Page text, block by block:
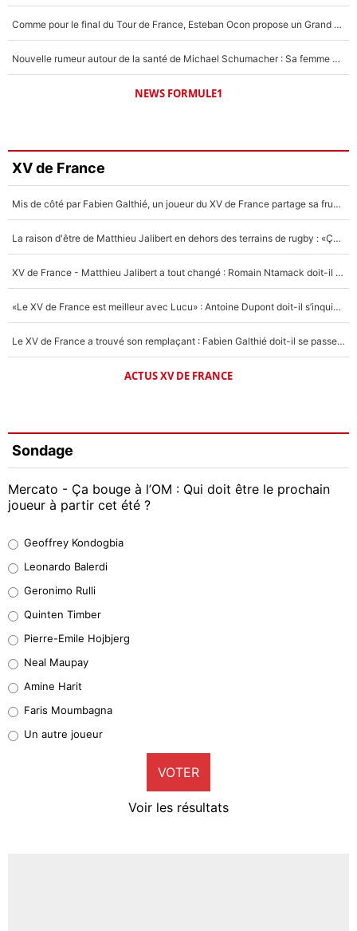
Comme pour le final du Tour de France, Esteban Ocon propose un Grand Prix de Formule 1 à Paris : «Autour de l’Arc de Triomphe, ce serait génial» !
Nouvelle rumeur autour de la santé de Michael Schumacher : Sa femme Corinna sort du silence
NEWS FORMULE1
XV de France
Mis de côté par Fabien Galthié, un joueur du XV de France partage sa frustration : «ils ne me l’ont pas dit tout de suite»
La raison d'être de Matthieu Jalibert en dehors des terrains de rugby : «Ça m'atteint autant que si tu touches à un membre de ma famille»
XV de France - Matthieu Jalibert a tout changé : Romain Ntamack doit-il s’inquiéter pour sa place à un an de la Coupe du monde ?
«Le XV de France est meilleur avec Lucu» : Antoine Dupont doit-il s’inquiéter pour sa place ?
Le XV de France a trouvé son remplaçant : Fabien Galthié doit-il se passer d'Antoine Dupont ?
ACTUS XV DE FRANCE
Sondage
Mercato - Ça bouge à l’OM : Qui doit être le prochain
joueur à partir cet été ?
38%
32%
5%
1%
9%
Geoffrey Kondogbia
Leonardo Balerdi
Geronimo Rulli
Quinten Timber
Pierre-Emile Hojbjerg
Neal Maupay
Amine Harit
Faris Moumbagna
Un autre joueur
VOTER
Voir les résultats